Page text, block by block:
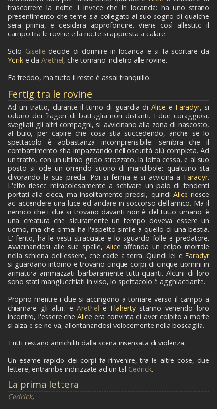
trascorrere la notte lì invece che in locanda: ha uno strano
presentimento che teme sia collegato al suo sogno di qualche
sera prima, e desidera approfondire. Viene così allestito il
campo tra le rovine e la notte si appresta a calare.
Solo Giselle decide di dormire in locanda e si fa scortare da
Yorik e da Arethel, che tornano indietro alle rovine.
Fa freddo, ma tutto il resto è assai tranquillo.
Fertig tra le rovine
Ad un tratto, durante il turno di guardia di Alice e Faradyr, si
odono dei fragori di battaglia non distanti. I due coraggiosi,
svegliati gli altri compagni, si avvicinano alla zona di nascosto,
al buio, per capire che cosa stia succedendo, anche se lo
spettacolo è abbastanza incomprensibile: sembra che il
combattimento stia impazzando nell'oscurità più completa. Ad
un tratto, con un ultimo grido strozzato, la lotta cessa, e al suo
posto si ode un orrendo suono di mandibole: qualcuno sta
divorando la sua preda. Poi si ferma e si avvicina a Faradyr.
L'elfo riesce miracolosamente a schivare un paio di fendenti
portati alla cieca, ma insolitamente precisi, quindi Alice riesce
ad accendere una luce ed andare in soccorso dell'amico. Ma il
nemico che i due si trovano davanti non è del tutto umano: è
una creatura che sicuramente un tempo doveva essere un
uomo, ma che ormai ha l'aspetto simile a quello di una bestia.
E' ferito, ha le vesti stracciate e lo sguardo folle e predatore.
Avvicinandosi alle sue spalle, Alice affonda un colpo mortale
nella schiena dell'essere, che cade a terra. Quindi lei e Faradyr
si guardano intorno e trovano cinque corpi di cinque uomini in
armatura ammazzati barbaramente tutti quanti. Alcuni di loro
sono stati mangiucchiati in viso, lo spettacolo è agghiacciante.
Proprio mentre i due si accingono a tornare verso il campo a
chiamare gli altri, e Arethel e Flaherty stanno venendo loro
incontro, l'essere cheAlice era convinta di aver colpito a morte
si alza e se ne va, allontanandosi velocemente nella boscaglia.
Tutti restano annichiliti dalla scena insensata di violenza.
Un esame rapido dei corpi fa rinvenire, tra le altre cose, due
lettere, entrambe indirizzate ad un tal Cedrick.
La prima lettera
Cedrick,